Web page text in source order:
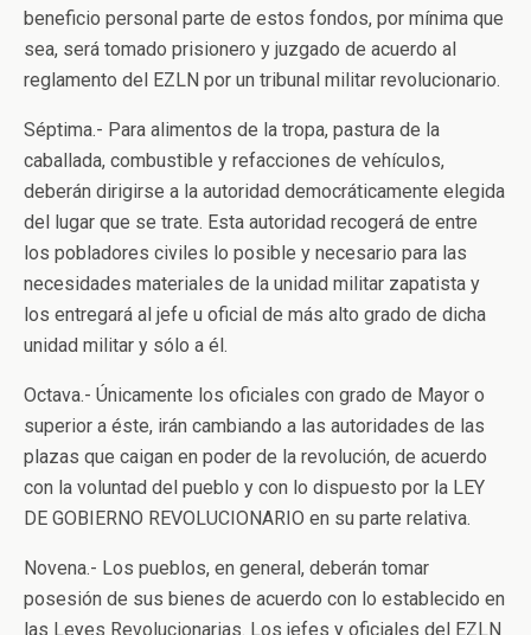
beneficio personal parte de estos fondos, por mínima que
sea, será tomado prisionero y juzgado de acuerdo al
reglamento del EZLN por un tribunal militar revolucionario.
Séptima.- Para alimentos de la tropa, pastura de la
caballada, combustible y refacciones de vehículos,
deberán dirigirse a la autoridad democráticamente elegida
del lugar que se trate. Esta autoridad recogerá de entre
los pobladores civiles lo posible y necesario para las
necesidades materiales de la unidad militar zapatista y
los entregará al jefe u oficial de más alto grado de dicha
unidad militar y sólo a él.
Octava.- Únicamente los oficiales con grado de Mayor o
superior a éste, irán cambiando a las autoridades de las
plazas que caigan en poder de la revolución, de acuerdo
con la voluntad del pueblo y con lo dispuesto por la LEY
DE GOBIERNO REVOLUCIONARIO en su parte relativa.
Novena.- Los pueblos, en general, deberán tomar
posesión de sus bienes de acuerdo con lo establecido en
las Leyes Revolucionarias. Los jefes y oficiales del EZLN